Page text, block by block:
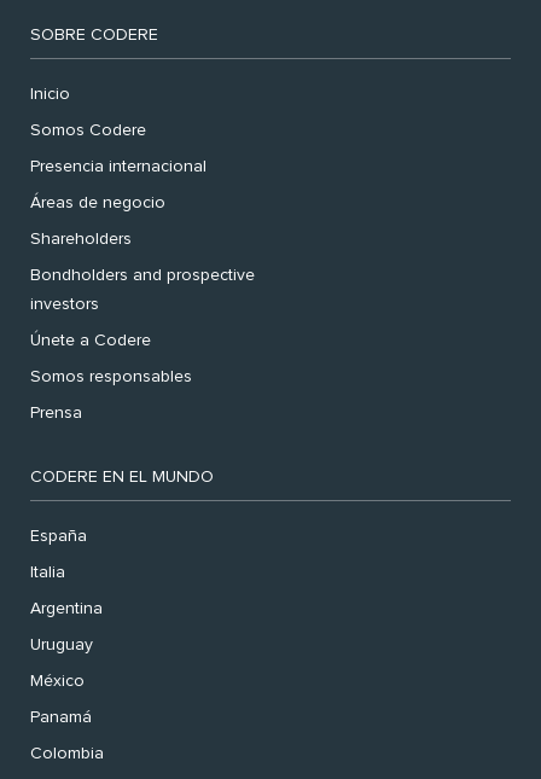
SOBRE CODERE
Inicio
Somos Codere
Presencia internacional
Áreas de negocio
Shareholders
Bondholders and prospective
investors
Únete a Codere
Somos responsables
Prensa
CODERE EN EL MUNDO
España
Italia
Argentina
Uruguay
México
Panamá
Colombia